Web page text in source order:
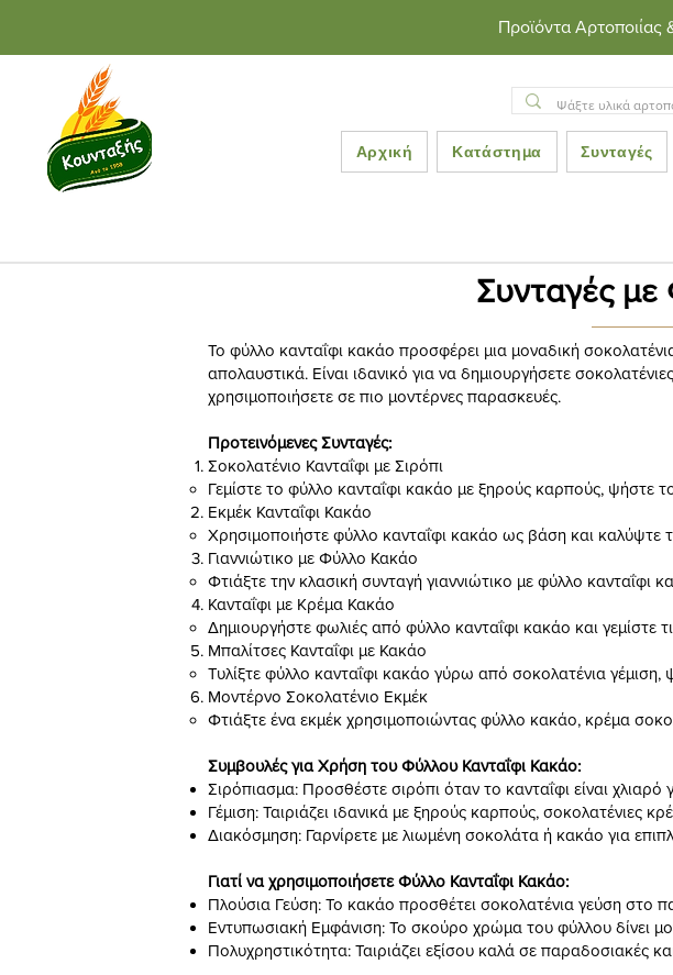
Προϊόντα Αρτοποιίας
Αρχική Κατάστημα Συνταγές
Συνταγές με
Το φύλλο κανταΐφι κακάο προσφέρει μια μοναδική
απολαυστικά. Είναι ιδανικό για να δημιουργήσετε
χρησιμοποιήσετε σε πιο μοντέρνες παρασκευές.
Προτεινόμενες Συνταγές:
Σοκολατένιο Κανταΐφι με Σιρόπι
Γεμίστε το φύλλο κανταΐφι κακάο με ξηρούς καρπούς, ψήστε
Εκμέκ Κανταΐφι Κακάο
Χρησιμοποιήστε φύλλο κανταΐφι κακάο ως βάση και καλύψτε
Γιαννιώτικο με Φύλλο Κακάο
Φτιάξτε την κλασική συνταγή γιαννιώτικο με φύλλο
Κανταΐφι με Κρέμα Κακάο
Δημιουργήστε φωλιές από φύλλο κανταΐφι κακάο και γεμίστε
Μπαλίτσες Κανταΐφι με Κακάο
Τυλίξτε φύλλο κανταΐφι κακάο γύρω από σοκολατένια
Μοντέρνο Σοκολατένιο Εκμέκ
Φτιάξτε ένα εκμέκ χρησιμοποιώντας φύλλο κακάο, κρέμα
Συμβουλές για Χρήση του Φύλλου Κανταΐφι Κακάο:
Σιρόπιασμα: Προσθέστε σιρόπι όταν το κανταΐφι είναι χλιαρό
Γέμιση: Ταιριάζει ιδανικά με ξηρούς καρπούς, σοκολατένιες
Διακόσμηση: Γαρνίρετε με λιωμένη σοκολάτα ή κακάο για
Γιατί να χρησιμοποιήσετε Φύλλο Κανταΐφι Κακάο:
Πλούσια Γεύση: Το κακάο προσθέτει σοκολατένια γεύση στο
Εντυπωσιακή Εμφάνιση: Το σκούρο χρώμα του φύλλου δίνει
Πολυχρηστικότητα: Ταιριάζει εξίσου καλά σε παραδοσιακές